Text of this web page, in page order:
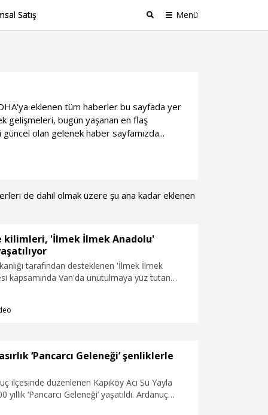
Satış Menü
eklenen tüm haberler bu sayfada yer
gelişmeleri, bugün yaşanan en flaş
olan gelenek haber sayfamızda...
de dahil olmak üzere şu ana kadar eklenen
kilimleri, 'İlmek İlmek Anadolu'
tarafından desteklenen 'İlmek İlmek
kapsamında Van'da unutulmaya yüz tutan
yörelerine ait kilim ve halıları geleneksel
Olgunlaşma Enstitüsü Müdür Yardımcısı Çiğdem
geleneksel dokumacılığı yaşatmayı
bu sanata yönelmesini de amaçladığını
‘Pancarcı Geleneği’ şenliklerle
ilçesinde düzenlenen Kapıköy Acı Su Yayla
yıllık ‘Pancarcı Geleneği’ yaşatıldı. Ardanuç